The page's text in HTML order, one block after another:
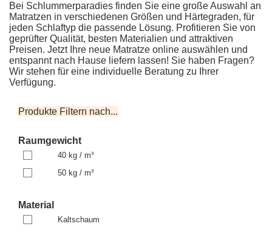
Expert®
Visco
Vivid®
Comfort
VARIO
Comfort
Bei Schlummerparadies finden Sie eine große Auswahl an
Matratzen in verschiedenen Größen und Härtegraden, für
jeden Schlaftyp die passende Lösung. Profitieren Sie von
geprüfter Qualität, besten Materialien und attraktiven
Preisen. Jetzt Ihre neue Matratze online auswählen und
entspannt nach Hause liefern lassen! Sie haben Fragen?
Wir stehen für eine individuelle Beratung zu Ihrer
Verfügung.
Produkte Filtern nach...
Raumgewicht
40 kg / m³
50 kg / m³
Material
Kaltschaum